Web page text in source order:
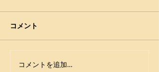
【大会要項】令和8年度
コメント
コメントを追加…